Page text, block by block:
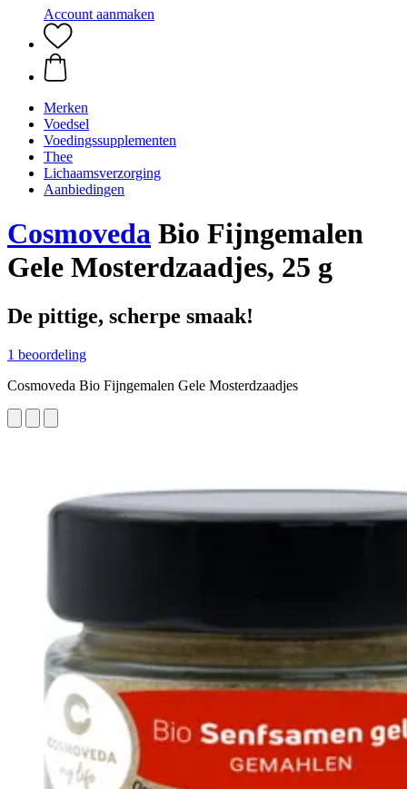
Account aanmaken
Merken
Voedsel
Voedingssupplementen
Thee
Lichaamsverzorging
Aanbiedingen
Cosmoveda Bio Fijngemalen
Gele Mosterdzaadjes, 25 g
De pittige, scherpe smaak!
1 beoordeling
Cosmoveda Bio Fijngemalen Gele Mosterdzaadjes